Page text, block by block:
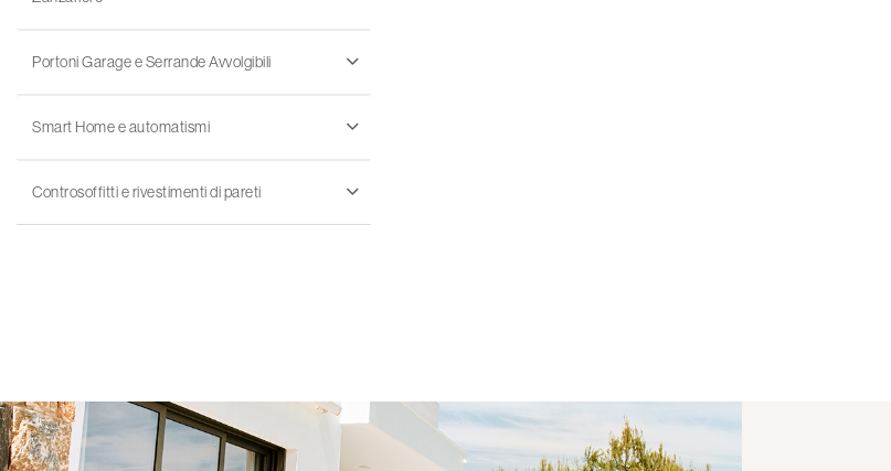
Portoni Garage e Serrande Avvolgibili
Smart Home e automatismi
Controsoffitti e rivestimenti di pareti